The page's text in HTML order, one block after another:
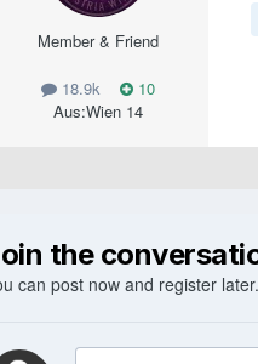
Member & Friend
18.9k
10
Aus:Wien 14
the
can post now and register